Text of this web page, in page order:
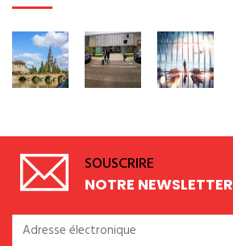
SOUSCRIRE
NOTRE NEWSLETTER